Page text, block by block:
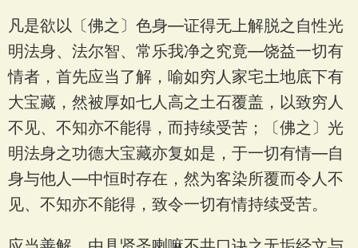
凡是欲以〔佛之〕色身—证得无上解脱之自性光
明法身、法尔智、常乐我净之究竟—饶益一切有
情者，首先应当了解，喻如穷人家宅土地底下有
大宝藏，然被厚如七人高之土石覆盖，以致穷人
不见、不知亦不能得，而持续受苦；〔佛之〕光
明法身之功德大宝藏亦复如是，于一切有情—自
身与他人—中恒时存在，然为客染所覆而令人不
见、不知亦不能得，致令一切有情持续受苦。